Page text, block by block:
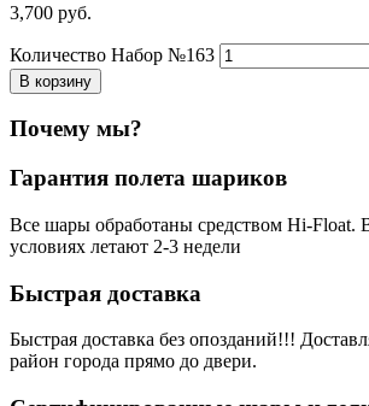
3,700 руб.
Количество Набор №163
В корзину
Почему мы?
Гарантия полета шариков
Все шары обработаны средством Hi-Float.
условиях летают 2-3 недели
Быстрая доставка
Быстрая доставка без опозданий!!!
район города прямо до двери.